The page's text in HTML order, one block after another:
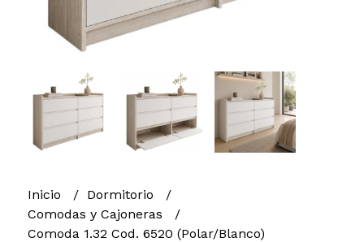
Inicio
Dormitorio
Comodas y Cajoneras
Comoda 1.32 Cod. 6520 (Polar/Blanco)